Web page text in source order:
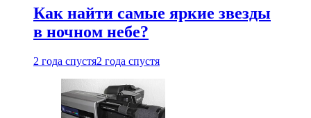
Как найти самые яркие звезды
в ночном небе?
2 года спустя2 года спустя